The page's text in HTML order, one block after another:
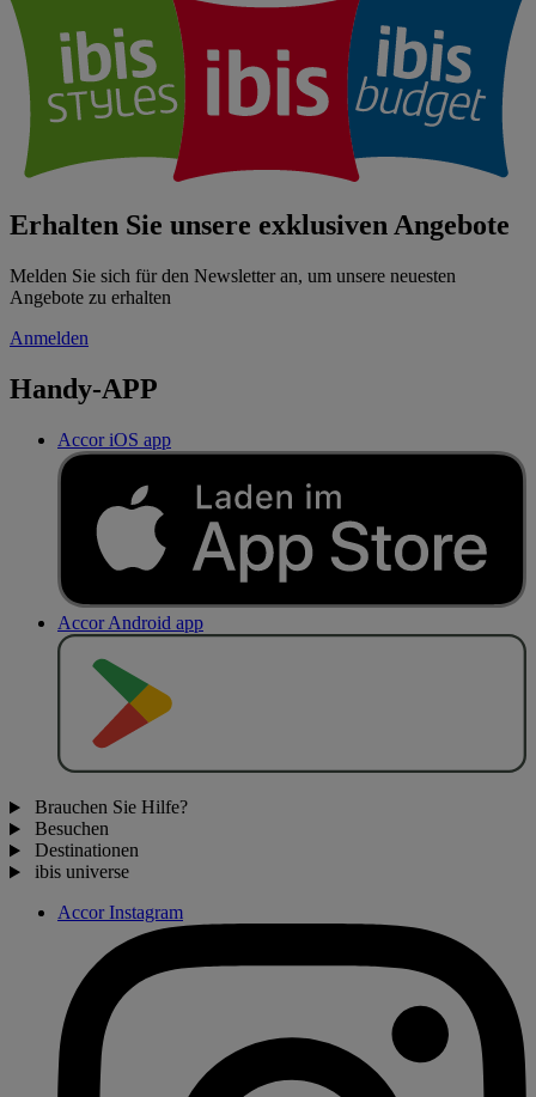
Erhalten Sie unsere exklusiven Angebote
Melden Sie sich für den Newsletter an, um unsere neuesten
Angebote zu erhalten
Anmelden
Handy-APP
Accor iOS app
Accor Android app
Brauchen Sie Hilfe?
Besuchen
Destinationen
ibis universe
Accor Instagram